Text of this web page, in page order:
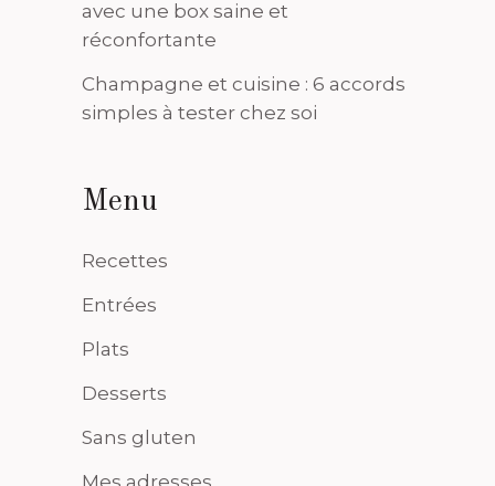
avec une box saine et
réconfortante
Champagne et cuisine : 6 accords
simples à tester chez soi
Menu
Recettes
Entrées
Plats
Desserts
Sans gluten